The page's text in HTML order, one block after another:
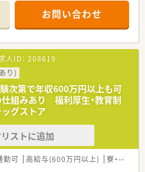
分のため夜も遅くなりすぎず働けま
制度の取得率が97.6％と極めて高
ますが、経験の少ない方でも500万前
！
富な社内研修や外部組織と連携した研
らこそ活躍できるキャリアパスが多
。
マネジャーや営業部長等のマネジメン
。
活かせるスペシャリストを目指すこ
商品部門等の本社スタッフなど活動領
しており、在宅医療へもしっかりと関
お問い合わせ
人ID： 208619
り)
次第で年収600万円以上も可
組みあり 福利厚生・教育制
グストア
ストに追加
勤可 高給与(600万円以上) 寮・借上社宅あり